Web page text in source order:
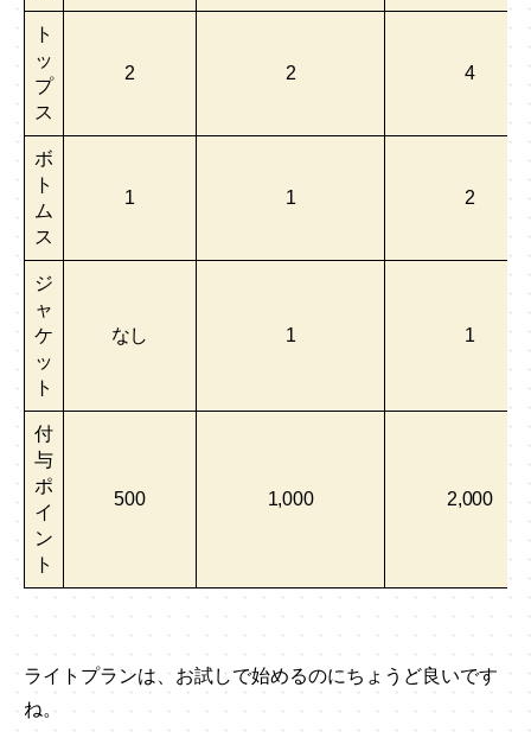
ト
ッ
プ
ス
2 2 4
ボ
ト
ム
ス
1 1 2
ジ
ャ
ケ
ッ
ト
なし 1 1
付
与
ポ
イ
ン
ト
500 1,000 2,000
ライトプランは、お試しで始めるのにちょうど良いです
ね。